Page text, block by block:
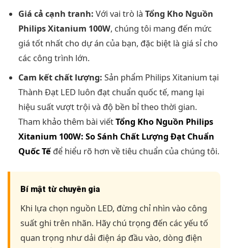
Giá cả cạnh tranh: Với vai trò làTổng Kho Nguồn
Philips Xitanium 100W, chúng tôi mang đến mức
giá tốt nhất cho dự án của bạn, đặc biệt là giá sỉ cho
các công trình lớn.
Cam kết chất lượng: Sản phẩm Philips Xitanium tại
Thành Đạt LED luôn đạt chuẩn quốc tế, mang lại
hiệu suất vượt trội và độ bền bỉ theo thời gian.
Tham khảo thêm bài viếtTổng Kho Nguồn Philips
Xitanium 100W: So Sánh Chất Lượng Đạt Chuẩn
Quốc Tế để hiểu rõ hơn về tiêu chuẩn của chúng tôi.
Bí mật từ chuyên gia
Khi lựa chọn nguồn LED, đừng chỉ nhìn vào công
suất ghi trên nhãn. Hãy chú trọng đến các yếu tố
quan trọng như dải điện áp đầu vào, dòng điện